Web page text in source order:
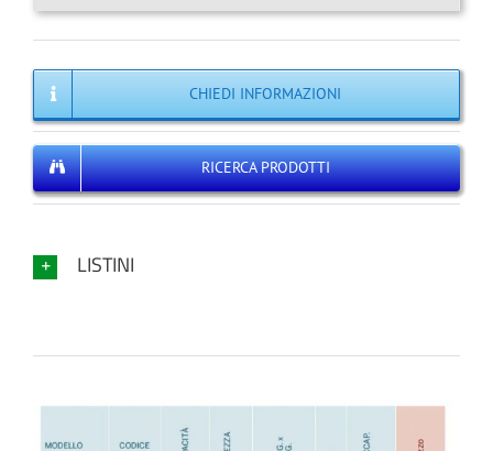
CHIEDI INFORMAZIONI
RICERCA PRODOTTI
LISTINI